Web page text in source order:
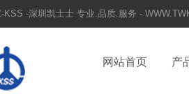
-深圳凯士士 专业.品质.服务 -
网站首页 产